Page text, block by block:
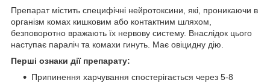
Препарат містить специфічні нейротоксини, які, проникаючи в
організм комах кишковим або контактним шляхом,
безповоротно вражають їх нервову систему. Внаслідок цього
наступає параліч та комахи гинуть. Має овіцидну дію.
Перші ознаки дії препарату:
Припинення харчування спостерігається через 5-8